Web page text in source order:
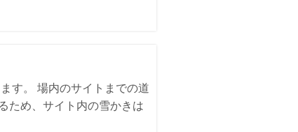
す。 場内のサイトまでの道
ため、サイト内の雪かきは